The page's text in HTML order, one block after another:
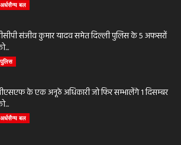
अर्धसैन्य बल
संजीव कुमार यादव समेत दिल्ली पुलिस के 5 अफसरों
पुलिस
के एक अनूठे अधिकारी जो फिर सम्भालेंगे 1 दिसम्बर
अर्धसैन्य बल